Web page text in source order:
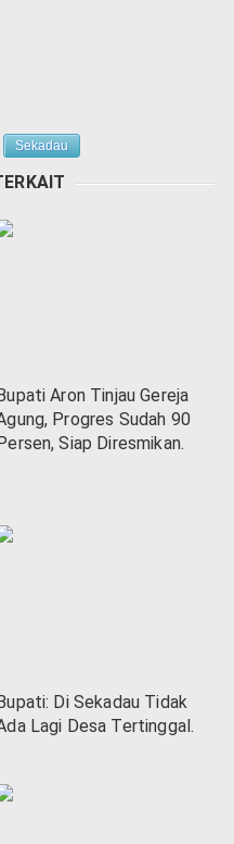
Sekadau
Bupati Aron Tinjau Gereja
Progres Sudah 90
Persen, Siap Diresmikan.
Di Sekadau Tidak
Lagi Desa Tertinggal.